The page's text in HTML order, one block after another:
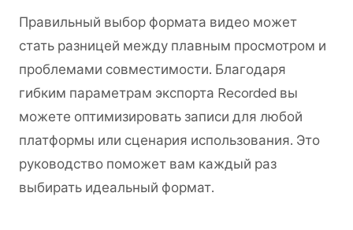
Правильный выбор формата видео может
стать разницей между плавным просмотром и
проблемами совместимости. Благодаря
гибким параметрам экспорта Recorded вы
можете оптимизировать записи для любой
платформы или сценария использования. Это
руководство поможет вам каждый раз
выбирать идеальный формат.